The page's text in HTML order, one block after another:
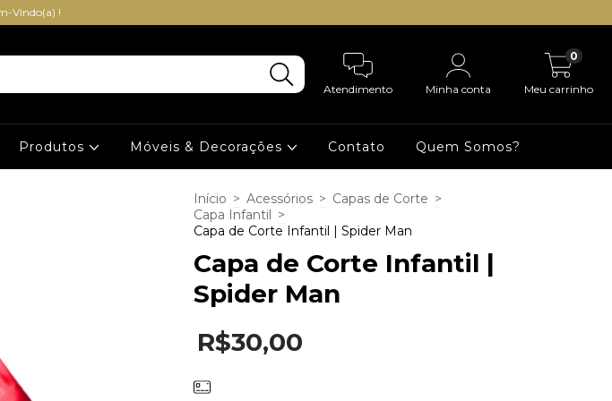
Vindo(a) !
Atendimento Minha conta Meu carrinho
0
Produtos Móveis & Decorações Contato Quem Somos?
Início > Acessórios > Capas de Corte >
Capa Infantil >
Capa de Corte Infantil | Spider Man
Capa de Corte Infantil |
Spider Man
R$30,00